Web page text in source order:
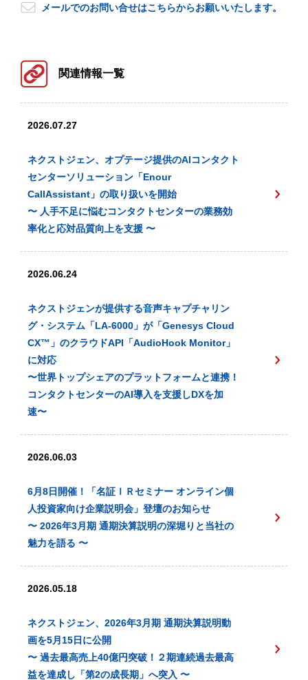
メールでのお問い合せはこちらからお願いいたします。
関連情報一覧
2026.07.27
ネクストジェン、オプテージ提供のAIコンタクト
センターソリューション「Enour
CallAssistant」の取り扱いを開始
〜 人手不足に悩むコンタクトセンターの業務効
率化と応対品質向上を支援 〜
2026.06.24
ネクストジェンが提供する音声キャプチャリン
グ・システム「LA-6000」が「Genesys Cloud
CX™️」のクラウドAPI「AudioHook Monitor」
に対応
〜世界トップシェアのプラットフォームと連携！
コンタクトセンターのAI導入を支援しDXを加
速〜
2026.06.03
6月8日開催！「名証ＩＲセミナー オンライン個
人投資家向け企業説明会」登壇のお知らせ
〜 2026年3月期 通期決算説明の深堀りと当社の
魅力を語る 〜
2026.05.18
ネクストジェン、2026年3月期 通期決算説明動
画を5月15日に公開
〜 過去最高売上40億円突破！２期連続過去最高
益を達成し「第2の成長期」へ突入 〜